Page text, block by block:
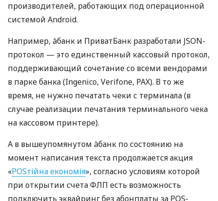
производителей, работающих под операционной
системой Android.
Например, àбанк и ПриватБанк разработали JSON-
протокол — это единственный кассовый протокол,
поддерживающий сочетание со всеми вендорами
в парке банка (Ingenico, Verifone, PAX). В то же
время, не нужно печатать чеки с терминала (в
случае реализации печатания терминального чека
на кассовом принтере).
А в вышеупомянутом àбанк по состоянию на
момент написания текста продолжается акция
«POSтійна економія», согласно условиям которой
при открытии счета ФЛП есть возможность
подключить эквайринг без абонплаты за POS-